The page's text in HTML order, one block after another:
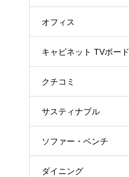
オフィス
キャビネット TVボード
クチコミ
サスティナブル
ソファー・ベンチ
ダイニング